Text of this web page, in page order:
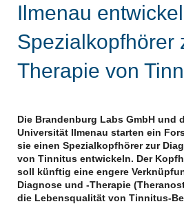
Ilmenau
Spezialkopfhörer
Therapie von
Die Brandenburg Labs GmbH und
Universität Ilmenau starten ein
sie einen Spezialkopfhörer zur
von Tinnitus entwickeln. Der
soll künftig eine engere
Diagnose und -Therapie
die Lebensqualität von Tinnitus-